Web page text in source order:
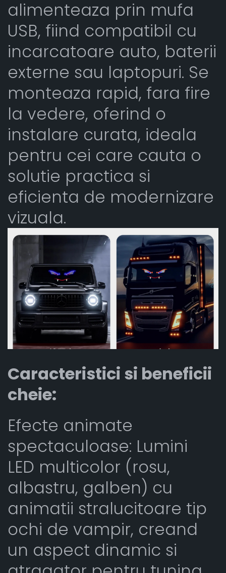
alimenteaza prin mufa
USB, fiind compatibil cu
incarcatoare auto, baterii
externe sau laptopuri. Se
monteaza rapid, fara fire
la vedere, oferind o
instalare curata, ideala
pentru cei care cauta o
solutie practica si
eficienta de modernizare
vizuala.
Caracteristici si beneficii
cheie:
Efecte animate
spectaculoase: Lumini
LED multicolor (rosu,
albastru, galben) cu
animatii stralucitoare tip
ochi de vampir, creand
un aspect dinamic si